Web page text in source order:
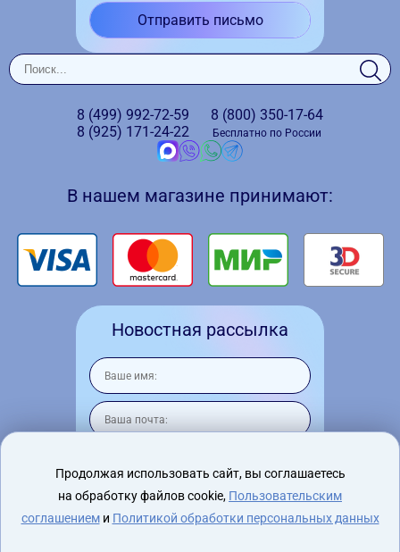
Отправить письмо
8 (499) 992-72-59
8 (925) 171-24-22
8 (800) 350-17-64
Бесплатно по России
В нашем магазине принимают:
Новостная рассылка
Я согласен на обработку персональных
данных
Продолжая использовать сайт, вы соглашаетесь
на обработку файлов cookie, Пользовательским
соглашениеми Политикой обработки персональных данных